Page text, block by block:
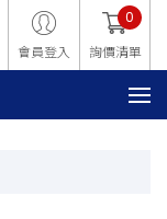
會員登入 詢價清單
0